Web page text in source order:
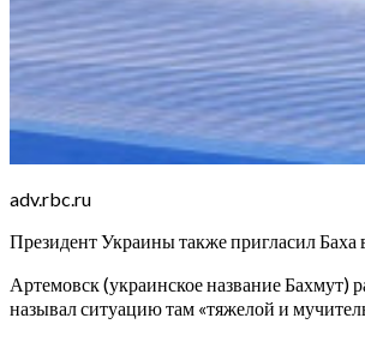
adv.rbc.ru
Президент Украины также пригласил Баха
Артемовск (украинское название Бахмут)
называл ситуацию там «тяжелой и